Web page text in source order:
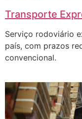
Transporte
Serviço rodoviário
país, com prazos
convencional.